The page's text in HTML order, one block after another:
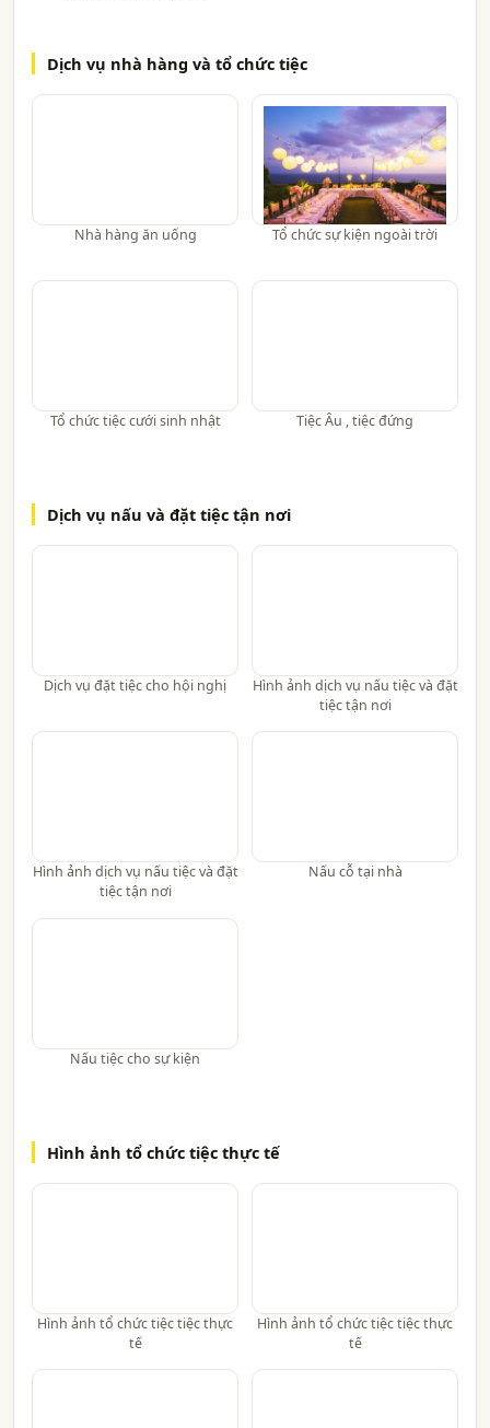
Dịch vụ nhà hàng và tổ chức tiệc
Nhà hàng ăn uống Tổ chức sự kiện ngoài trời
Tổ chức tiệc cưới sinh nhật Tiệc Âu , tiệc đứng
Dịch vụ nấu và đặt tiệc tận nơi
Dịch vụ đặt tiệc cho hội nghị
Hình ảnh dịch vụ nấu tiệc và đặt
tiệc tận nơi
Hình ảnh dịch vụ nấu tiệc và đặt
tiệc tận nơi
Nấu cỗ tại nhà
Nấu tiệc cho sự kiện
Hình ảnh tổ chức tiệc thực tế
Hình ảnh tổ chức tiệc tiệc thực
tế
Hình ảnh tổ chức tiệc tiệc thực
tế